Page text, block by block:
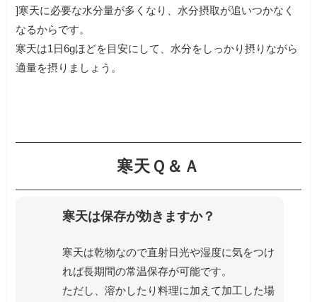
]寒天に必要な水分量が多くなり、水分摂取が追いつかなく
なるからです。
寒天は1日6gほどを目安にして、水分をしっかり摂りながら
適量を摂りましょう。
寒天Ｑ＆Ａ
寒天は保存が効きますか？
寒天は乾物なので直射日光や湿度に気をつけ
れば長期間の常温保存が可能です。
ただし、溶かしたり料理に加えて加工した場